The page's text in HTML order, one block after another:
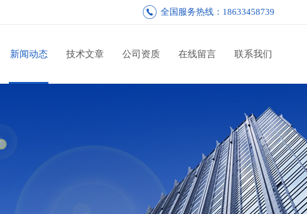
全国服务热线：18633458739
新闻动态 技术文章 公司资质 在线留言 联系我们